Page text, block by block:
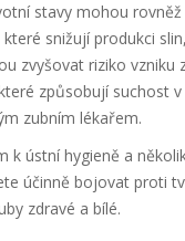
stavy mohou
které snižují produkci
zvyšovat riziko vzniku
způsobují suchost
zubním lékařem.
k ústní hygieně a
účinně bojovat proti
zdravé a bílé.